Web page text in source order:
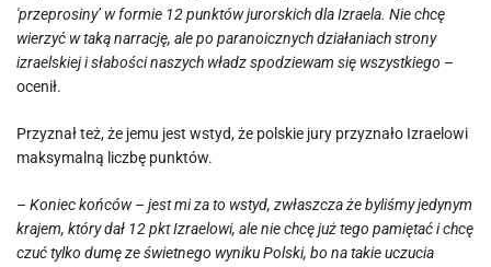
'przeprosiny’ w formie 12 punktów jurorskich dla Izraela. Nie chcę
wierzyć w taką narrację, ale po paranoicznych działaniach strony
izraelskiej i słabości naszych władz spodziewam się wszystkiego –
ocenił.
Przyznał też, że jemu jest wstyd, że polskie jury przyznało Izraelowi
maksymalną liczbę punktów.
– Koniec końców – jest mi za to wstyd, zwłaszcza że byliśmy jedynym
krajem, który dał 12 pkt Izraelowi, ale nie chcę już tego pamiętać i chcę
czuć tylko dumę ze świetnego wyniku Polski, bo na takie uczucia